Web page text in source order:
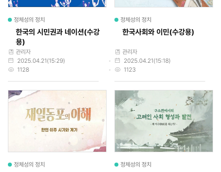
정체성의 정치
한국의 시민권과 네이션(수강
용)
작성자
관리자
작성일
2025.04.21(15:29)
조회수
1128
정체성의 정치
한국사회와 이민(수강용)
작성자
관리자
작성일
2025.04.21(15:18)
조회수
1123
정체성의 정치 정체성의 정치